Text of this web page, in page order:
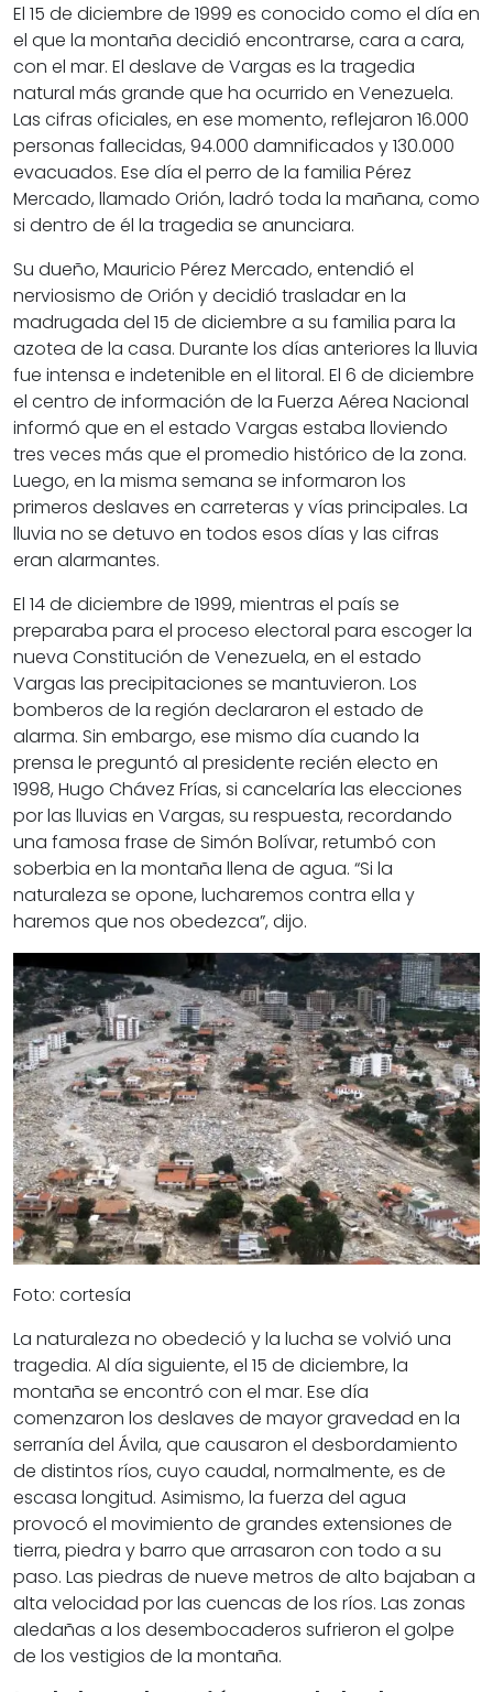
El 15 de diciembre de 1999 es conocido como el día en
el que la montaña decidió encontrarse, cara a cara,
con el mar. El deslave de Vargas es la tragedia
natural más grande que ha ocurrido en Venezuela.
Las cifras oficiales, en ese momento, reflejaron 16.000
personas fallecidas, 94.000 damnificados y 130.000
evacuados. Ese día el perro de la familia Pérez
Mercado, llamado Orión, ladró toda la mañana, como
si dentro de él la tragedia se anunciara.
Su dueño, Mauricio Pérez Mercado, entendió el
nerviosismo de Orión y decidió trasladar en la
madrugada del 15 de diciembre a su familia para la
azotea de la casa. Durante los días anteriores la lluvia
fue intensa e indetenible en el litoral. El 6 de diciembre
el centro de información de la Fuerza Aérea Nacional
informó que en el estado Vargas estaba lloviendo
tres veces más que el promedio histórico de la zona.
Luego, en la misma semana se informaron los
primeros deslaves en carreteras y vías principales. La
lluvia no se detuvo en todos esos días y las cifras
eran alarmantes.
El 14 de diciembre de 1999, mientras el país se
preparaba para el proceso electoral para escoger la
nueva Constitución de Venezuela, en el estado
Vargas las precipitaciones se mantuvieron. Los
bomberos de la región declararon el estado de
alarma. Sin embargo, ese mismo día cuando la
prensa le preguntó al presidente recién electo en
1998, Hugo Chávez Frías, si cancelaría las elecciones
por las lluvias en Vargas, su respuesta, recordando
una famosa frase de Simón Bolívar, retumbó con
soberbia en la montaña llena de agua. “Si la
naturaleza se opone, lucharemos contra ella y
haremos que nos obedezca”, dijo.
Foto: cortesía
La naturaleza no obedeció y la lucha se volvió una
tragedia. Al día siguiente, el 15 de diciembre, la
montaña se encontró con el mar. Ese día
comenzaron los deslaves de mayor gravedad en la
serranía del Ávila, que causaron el desbordamiento
de distintos ríos, cuyo caudal, normalmente, es de
escasa longitud. Asimismo, la fuerza del agua
provocó el movimiento de grandes extensiones de
tierra, piedra y barro que arrasaron con todo a su
paso. Las piedras de nueve metros de alto bajaban a
alta velocidad por las cuencas de los ríos. Las zonas
aledañas a los desembocaderos sufrieron el golpe
de los vestigios de la montaña.